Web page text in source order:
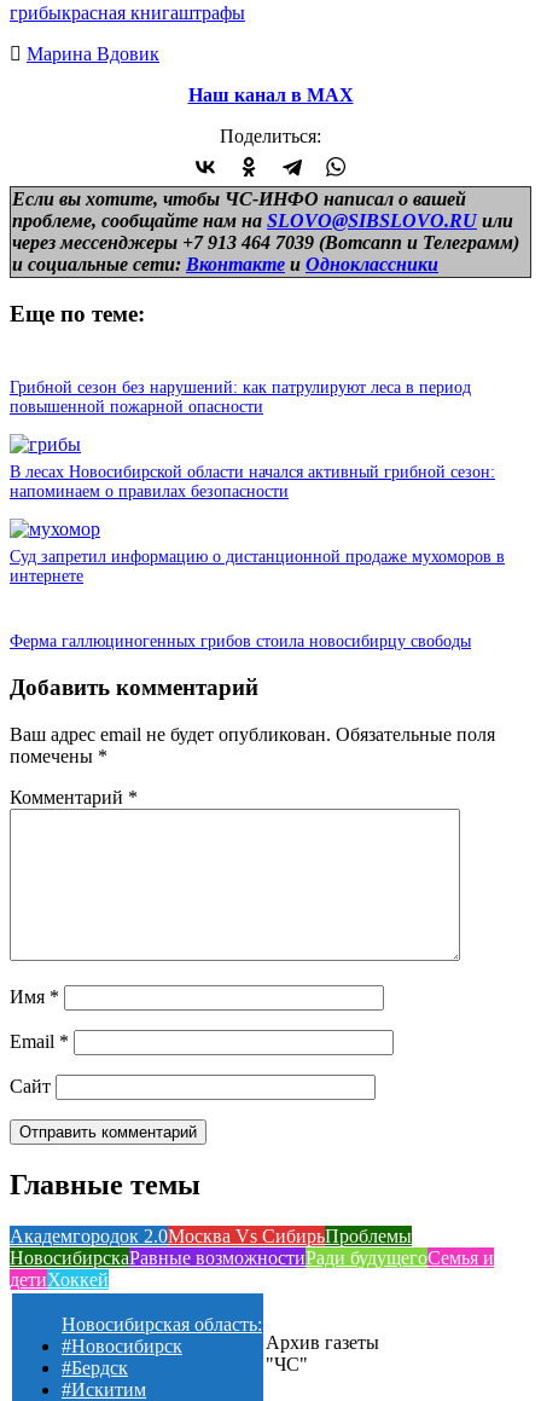
грибыкрасная книгаштрафы
Марина Вдовик
Наш канал в МАХ
Поделиться:
Если вы хотите, чтобы ЧС-ИНФО написал о вашей
проблеме, сообщайте нам на SLOVO@SIBSLOVO.RU или
через мессенджеры +7 913 464 7039 (Вотсапп и Телеграмм)
и социальные сети: Вконтакте и Одноклассники
Еще по теме:
Грибной сезон без нарушений: как патрулируют леса в период
повышенной пожарной опасности
В лесах Новосибирской области начался активный грибной сезон:
напоминаем о правилах безопасности
Суд запретил информацию о дистанционной продаже мухоморов в
интернете
Ферма галлюциногенных грибов стоила новосибирцу свободы
Добавить комментарий
Ваш адрес email не будет опубликован. Обязательные поля
помечены *
Комментарий *
Имя *
Email *
Сайт
Главные темы
Академгородок 2.0Москва Vs СибирьПроблемы
НовосибирскаРавные возможностиРади будущегоСемья и
детиХоккей
Новосибирская область:
#Новосибирск
#Бердск
#Искитим
Архив газеты
"ЧС"